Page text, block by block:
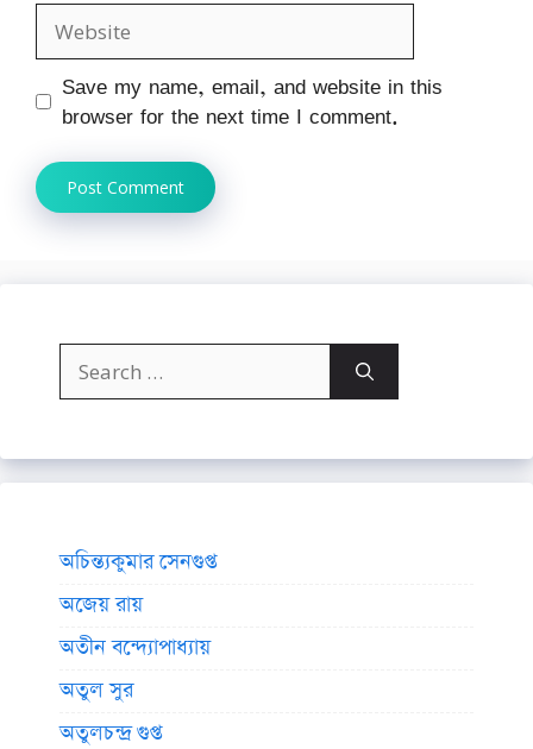
Website
Save my name, email, and website in this
browser for the next time I comment.
Search
for:
অচিন্ত্যকুমার সেনগুপ্ত
অজেয় রায়
অতীন বন্দ্যোপাধ্যায়
অতুল সুর
অতুলচন্দ্র গুপ্ত